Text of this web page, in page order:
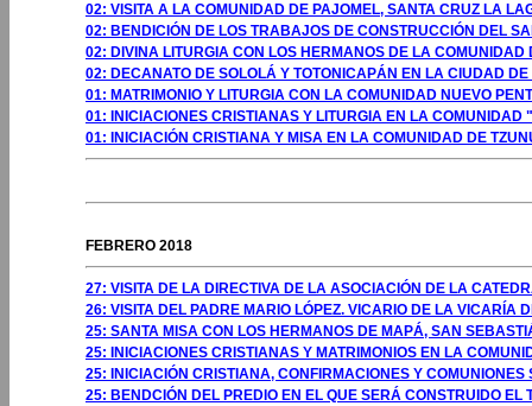
02: VISITA A LA COMUNIDAD DE PAJOMEL, SANTA CRUZ LA
02: BENDICIÓN DE LOS TRABAJOS DE CONSTRUCCIÓN DEL
02: DIVINA LITURGIA CON LOS HERMANOS DE LA
02: DECANATO DE SOLOLÁ Y TOTONICAPÁN EN LA CIUDAD
01: MATRIMONIO Y LITURGIA CON LA COMUNIDAD NUEVO
01: INICIACIONES CRISTIANAS Y LITURGIA EN LA
01: INICIACIÓN CRISTIANA Y MISA EN LA COMUNIDAD DE
FEBRERO 2018
27: VISITA DE LA DIRECTIVA DE LA ASOCIACIÓN DE LA
26: VISITA DEL PADRE MARIO LÓPEZ. VICARIO DE LA VICARÍA
25: SANTA MISA CON LOS HERMANOS DE MAPÁ, SAN
25: INICIACIONES CRISTIANAS Y MATRIMONIOS EN LA
25: INICIACIÓN CRISTIANA, CONFIRMACIONES Y
25: BENDCIÓN DEL PREDIO EN EL QUE SERÁ CONSTRUIDO